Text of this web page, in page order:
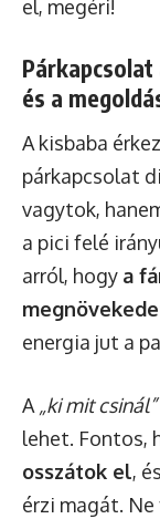
el, megéri!
és a
A kisbaba
párkapcsolat
vagytok,
a pici felé
arról, hogy a
energia jut a
A „ki mit csinál”
lehet. Fontos,
osszátok el,
érzi magát.